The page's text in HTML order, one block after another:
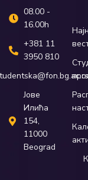
08.00 -
16.00h
+381 11
3950 810
Јове
Илића
154,
11000
Beograd